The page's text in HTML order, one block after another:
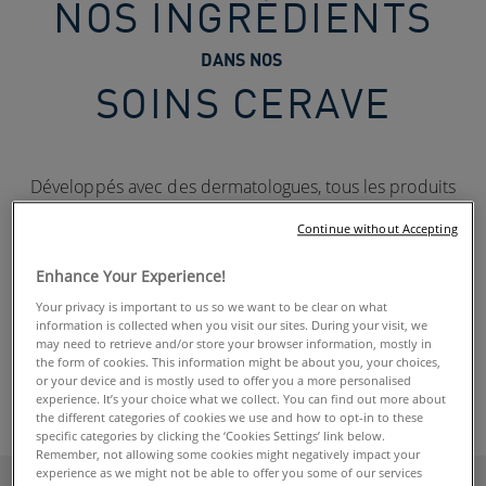
NOS INGRÉDIENTS​
DANS NOS ​
SOINS CERAVE​
Développés avec des dermatologues, tous les produits
à restaurer la barrière cutanée. Ces céramides agissent
avec d'autres ingrédients soigneusement sélectionnés
pour répondre aux besoins uniques de votre peau. De
l'acide hyaluronique, qui aide à maintenir les niveaux
d'hydratation de la peau, à l'acide salicylique pour une
exfoliation douce, en passant par d'autres ingrédients,
découvrez ce que contiennent nos produits dermo-
cosmétiques et quels ingrédients adaptés à vos besoins.
Enhance Your Experience!
Your privacy is important to us so we want to be clear on what
information is collected when you visit our sites. During your visit, we
may need to retrieve and/or store your browser information, mostly in
the form of cookies. This information might be about you, your choices,
or your device and is mostly used to offer you a more personalised
experience. It’s your choice what we collect. You can find out more about
the different categories of cookies we use and how to opt-in to these
specific categories by clicking the ‘Cookies Settings’ link below.
Remember, not allowing some cookies might negatively impact your
experience as we might not be able to offer you some of our services
Continue without Accepting